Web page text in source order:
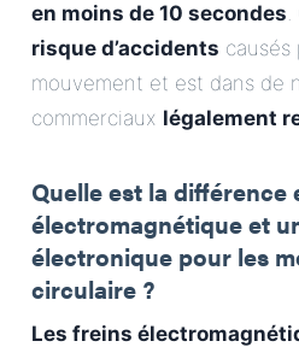
Envoyer le message
en moins de 10 secondes.
risque d’accidents causés
mouvement et est dans de
commerciaux légalement
Quelle est la différence
électromagnétique et
électronique pour les
circulaire ?
Les freins